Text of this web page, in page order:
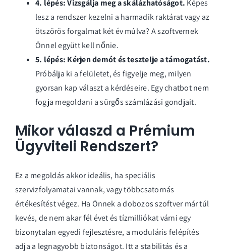
4. lépés: Vizsgálja meg a skálázhatóságot. Képes
lesz a rendszer kezelni a harmadik raktárat vagy az
ötszörös forgalmat két év múlva? A szoftvernek
Önnel együtt kell nőnie.
5. lépés: Kérjen demót és tesztelje a támogatást.
Próbálja ki a felületet, és figyelje meg, milyen
gyorsan kap választ a kérdéseire. Egy chatbot nem
fogja megoldani a sürgős számlázási gondjait.
Mikor válaszd a Prémium
Ügyviteli Rendszert?
Ez a megoldás akkor ideális, ha speciális
szervizfolyamatai vannak, vagy többcsatornás
értékesítést végez. Ha Önnek a dobozos szoftver már túl
kevés, de nem akar fél évet és tízmilliókat várni egy
bizonytalan egyedi fejlesztésre, a moduláris felépítés
adja a legnagyobb biztonságot. Itt a stabilitás és a